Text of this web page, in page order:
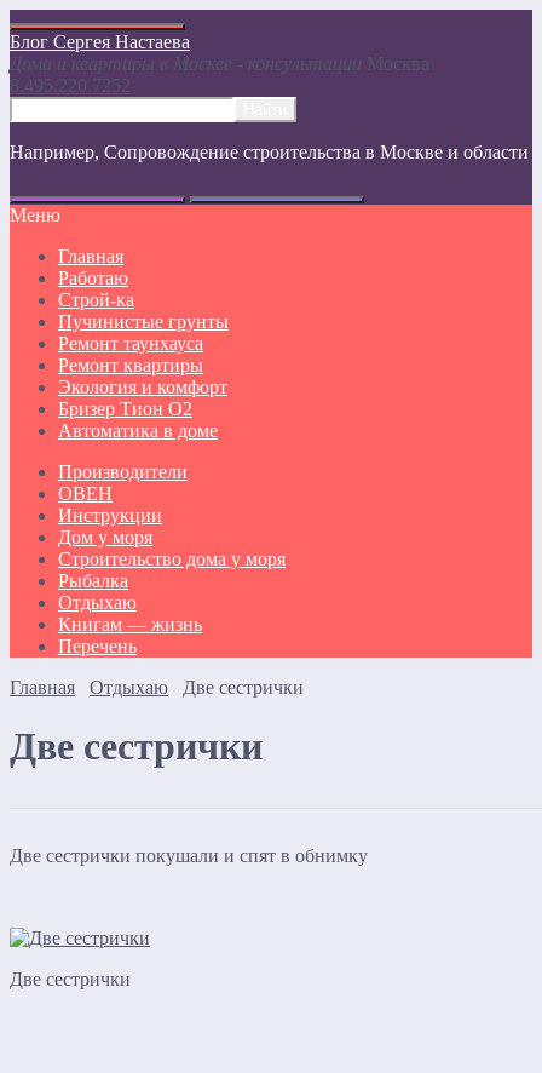
Блог Сергея Настаева
Дома и квартиры в Москве - консультации Москвa
8.495.220.7252
Например, Сопровождение строительства в Москве и области
Меню
Главная
Работаю
Строй-ка
Пучинистые грунты
Ремонт таунхауса
Ремонт квартиры
Экология и комфорт
Бризер Тион О2
Автоматика в доме
Производители
ОВЕН
Инструкции
Дом у моря
Строительство дома у моря
Рыбалка
Отдыхаю
Книгам — жизнь
Перечень
Главная
Отдыхаю Две сестрички
Две сестрички
Две сестрички покушали и спят в обнимку
Две сестрички